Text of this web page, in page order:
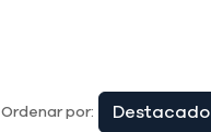
Ordenar por: Destacado